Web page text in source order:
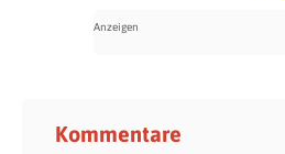
Kommentare